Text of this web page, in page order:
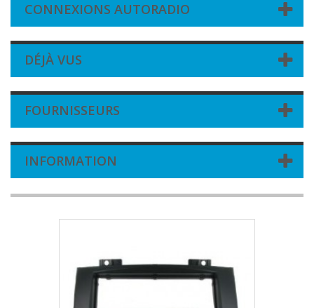
CONNEXIONS AUTORADIO
DÉJÀ VUS
FOURNISSEURS
INFORMATION